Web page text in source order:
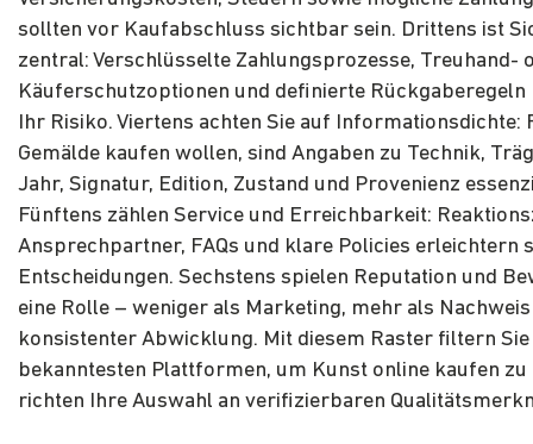
sollten vor Kaufabschluss sichtbar sein. Drittens ist
zentral: Verschlüsselte Zahlungsprozesse, Treuhand-
Käuferschutzoptionen und definierte Rückgaberegeln
Ihr Risiko. Viertens achten Sie auf Informationsdichte:
Gemälde kaufen wollen, sind Angaben zu Technik,
Jahr, Signatur, Edition, Zustand und Provenienz
Fünftens zählen Service und Erreichbarkeit:
Ansprechpartner, FAQs und klare Policies erleichtern
Entscheidungen. Sechstens spielen Reputation und
eine Rolle – weniger als Marketing, mehr als Nachweis
konsistenter Abwicklung. Mit diesem Raster filtern Sie
bekanntesten Plattformen, um Kunst online kaufen zu
richten Ihre Auswahl an verifizierbaren